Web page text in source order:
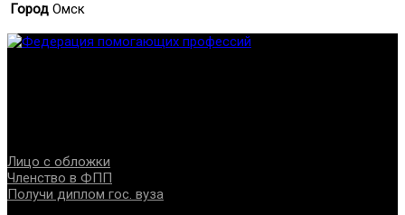
Город Омск
Лицо с обложки
Членство в ФПП
Получи диплом гос. вуза